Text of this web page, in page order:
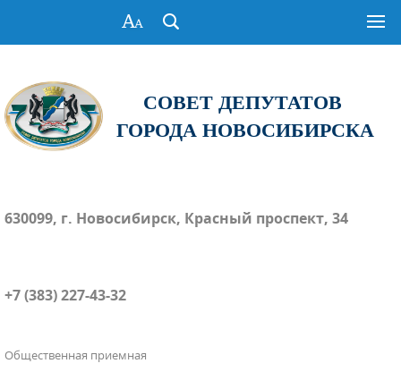
СОВЕТ ДЕПУТАТОВ
ГОРОДА НОВОСИБИРСКА
630099, г. Новосибирск, Красный проспект, 34
+7 (383) 227-43-32
Общественная приемная